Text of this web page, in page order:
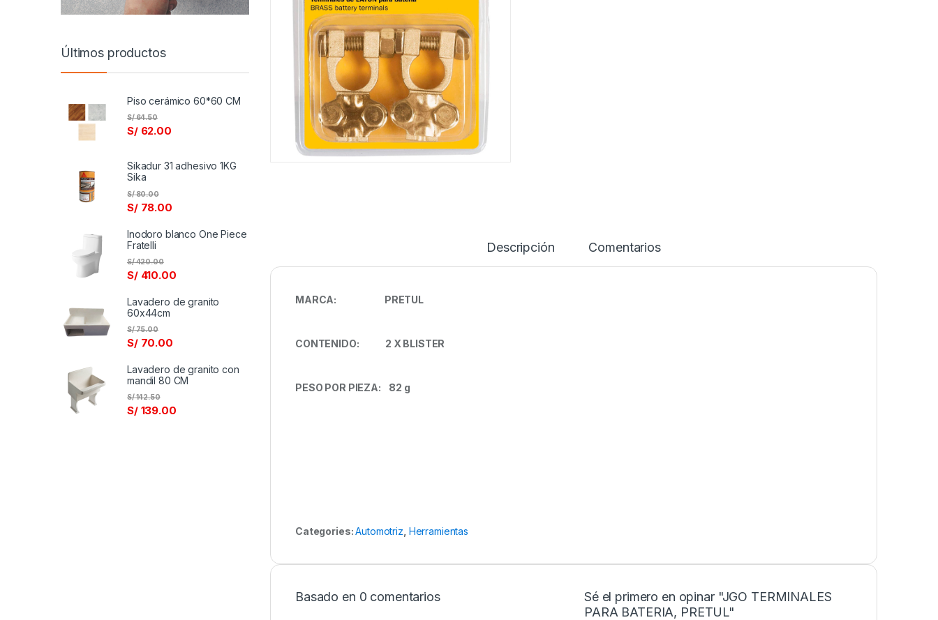
Descripción Comentarios
MARCA: PRETUL
CONTENIDO: 2 X BLISTER
PESO POR PIEZA: 82 g
Categories:Automotriz Herramientas
Basado en 0 comentarios
Sé el primero en opinar "JGO TERMINALES
PARA BATERIA, PRETUL"
Últimos productos
Piso cerámico 60*60 CM
S/62.00
S/64.50
Sikadur 31 adhesivo 1KG
Sika
S/78.00
S/80.00
Inodoro blanco One Piece
Fratelli
S/410.00
S/420.00
Lavadero de granito
60x44cm
S/70.00
S/75.00
Lavadero de granito con
mandil 80 CM
S/139.00
S/142.50